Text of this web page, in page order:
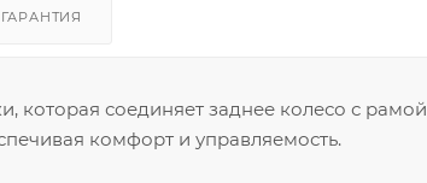
ГАРАНТИЯ
которая соединяет заднее колесо с рамой
комфорт и управляемость.